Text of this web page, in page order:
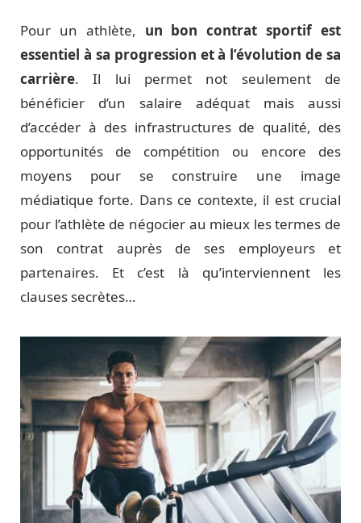
Pour un athlète, un bon contrat sportif est
essentiel à sa progression et à l’évolution de sa
carrière. Il lui permet not seulement de
bénéficier d’un salaire adéquat mais aussi
d’accéder à des infrastructures de qualité, des
opportunités de compétition ou encore des
moyens pour se construire une image
médiatique forte. Dans ce contexte, il est crucial
pour l’athlète de négocier au mieux les termes de
son contrat auprès de ses employeurs et
partenaires. Et c’est là qu’interviennent les
clauses secrètes…